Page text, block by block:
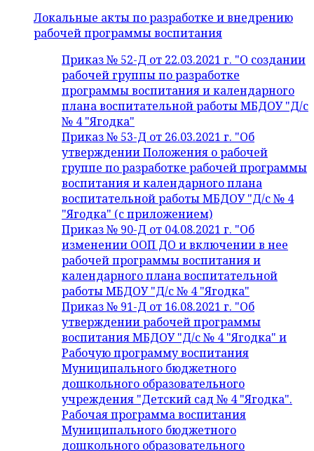
Локальные акты по разработке и внедрению
рабочей программы воспитания
Приказ № 52-Д от 22.03.2021 г. "О создании
рабочей группы по разработке
программы воспитания и календарного
плана воспитательной работы МБДОУ "Д/с
№ 4 "Ягодка"
Приказ № 53-Д от 26.03.2021 г. "Об
утверждении Положения о рабочей
группе по разработке рабочей программы
воспитания и календарного плана
воспитательной работы МБДОУ "Д/с № 4
"Ягодка" (с приложением)
Приказ № 90-Д от 04.08.2021 г. "Об
изменении ООП ДО и включении в нее
рабочей программы воспитания и
календарного плана воспитательной
работы МБДОУ "Д/с № 4 "Ягодка"
Приказ № 91-Д от 16.08.2021 г. "Об
утверждении рабочей программы
воспитания МБДОУ "Д/с № 4 "Ягодка" и
Рабочую программу воспитания
Муниципального бюджетного
дошкольного образовательного
учреждения "Детский сад № 4 "Ягодка".
Рабочая программа воспитания
Муниципального бюджетного
дошкольного образовательного